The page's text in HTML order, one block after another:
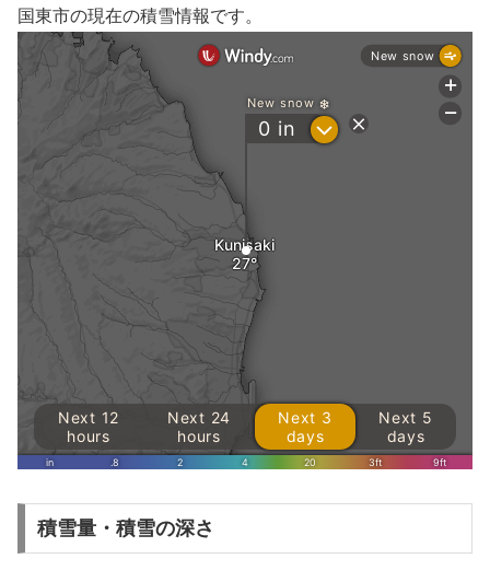
国東市の現在の積雪情報です。
積雪量・積雪の深さ